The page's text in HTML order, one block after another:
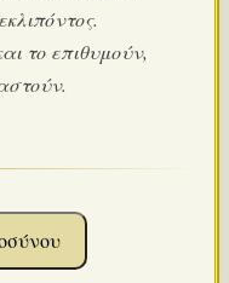
το επιθυμούν,